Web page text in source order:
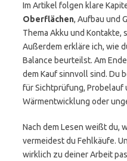
Im Artikel folgen klare
Oberflächen, Aufbau und
Thema Akku und Kontakte,
Außerdem erkläre ich, wie
Balance beurteilst. Am
dem Kauf sinnvoll sind. Du
für Sichtprüfung, Probelauf
Wärmentwicklung oder
Nach dem Lesen weißt du,
vermeidest du Fehlkäufe.
wirklich zu deiner Arbeit